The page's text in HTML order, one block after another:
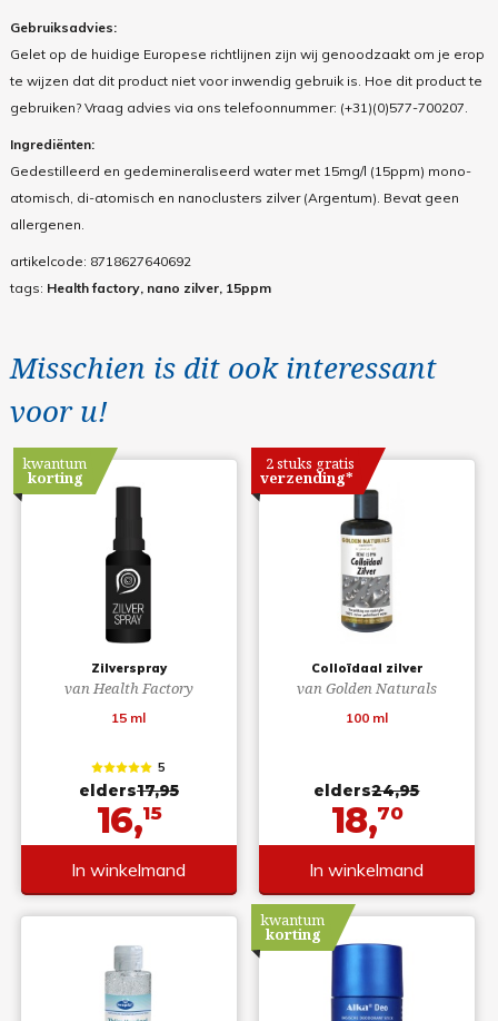
Gebruiksadvies:
Gelet op de huidige Europese richtlijnen zijn wij genoodzaakt om je erop
te wijzen dat dit product niet voor inwendig gebruik is. Hoe dit product te
gebruiken? Vraag advies via ons telefoonnummer: (+31)(0)577-700207.
Ingrediënten:
Gedestilleerd en gedemineraliseerd water met 15mg/l (15ppm) mono-
atomisch, di-atomisch en nanoclusters zilver (Argentum). Bevat geen
allergenen.
artikelcode: 8718627640692
tags: Health factory, nano zilver, 15ppm
Misschien is dit ook interessant
voor u!
Zilverspray
van Health Factory
15 ml
kwantum
korting
5
elders17,95
16,15
In winkelmand
Colloïdaal zilver
van Golden Naturals
100 ml
2 stuks gratis
verzending*
elders24,95
18,70
In winkelmand
kwantum
korting